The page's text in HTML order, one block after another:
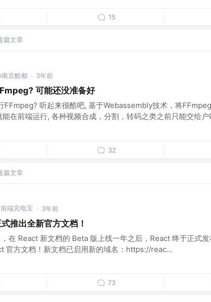
15
篇文章
京酷都 · 3年前
可能还没准备好
FFmpeg? 听起来很酷吧, 基于Webassembly技术，将
在前端运行, 各种视频合成，分割，转码之类之前只能交给户
32
篇文章
端充电宝 · 3年前
推出全新官方文档！
在 React 新文档的 Beta 版上线一年之后，React 终于正式发
官方文档！新文档已启用新的域名：https://reac...
73